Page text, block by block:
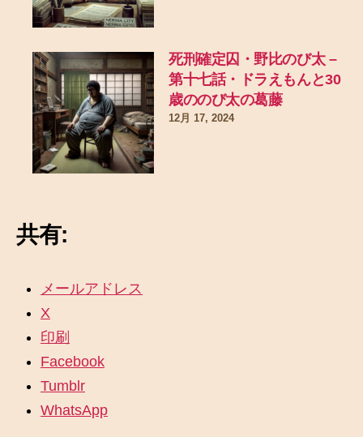
死刑確定囚・野比のび太 –
第十七話・ドラえもんと30
歳ののび太の葛藤
12月 17, 2024
共有:
メールアドレス
X
印刷
Facebook
Tumblr
WhatsApp